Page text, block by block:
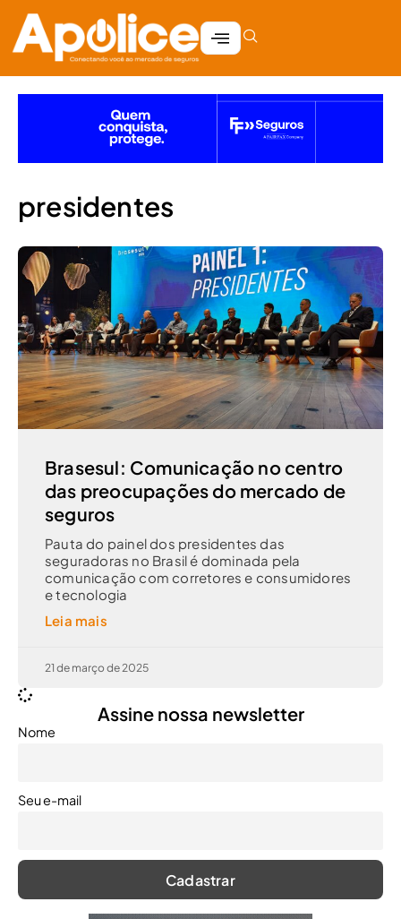
presidentes
Brasesul: Comunicação no centro
das preocupações do mercado de
seguros
Pauta do painel dos presidentes das
seguradoras no Brasil é dominada pela
comunicação com corretores e consumidores
e tecnologia
Leia mais
21 de março de 2025
Assine nossa newsletter
Nome
Seu e-mail